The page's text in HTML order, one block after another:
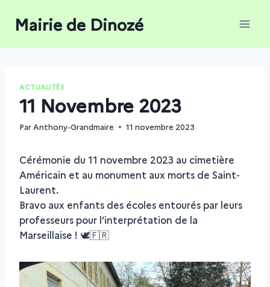
Mairie de Dinozé
ACTUALITÉS
11 Novembre 2023
ParAnthony-Grandmaire 11 novembre 2023
Cérémonie du 11 novembre 2023 au cimetière
Américain et au monument aux morts de Saint-
Laurent.
Bravo aux enfants des écoles entourés par leurs
professeurs pour l’interprétation de la
Marseillaise ! 🕊️🇫🇷